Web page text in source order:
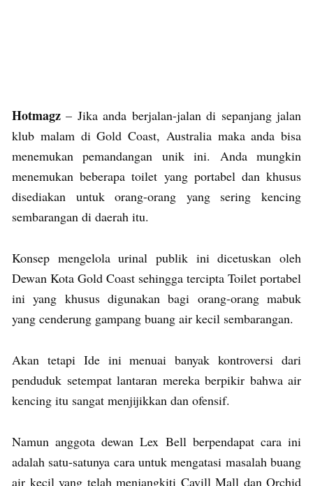
Hotmagz – Jika anda berjalan-jalan di sepanjang jalan
klub malam di Gold Coast, Australia maka anda bisa
menemukan pemandangan unik ini. Anda mungkin
menemukan beberapa toilet yang portabel dan khusus
disediakan untuk orang-orang yang sering kencing
sembarangan di daerah itu.
Konsep mengelola urinal publik ini dicetuskan oleh
Dewan Kota Gold Coast sehingga tercipta Toilet portabel
ini yang khusus digunakan bagi orang-orang mabuk
yang cenderung gampang buang air kecil sembarangan.
Akan tetapi Ide ini menuai banyak kontroversi dari
penduduk setempat lantaran mereka berpikir bahwa air
kencing itu sangat menjijikkan dan ofensif.
Namun anggota dewan Lex Bell berpendapat cara ini
adalah satu-satunya cara untuk mengatasi masalah buang
air kecil yang telah menjangkiti Cavill Mall dan Orchid